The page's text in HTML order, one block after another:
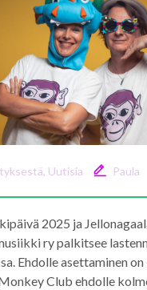
, Uutisia Paula
2025 ja
ry palkitsee
Ehdolle asettaminen
Club ehdolle